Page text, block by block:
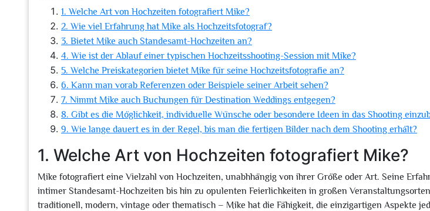
1. Welche Art von Hochzeiten fotografiert Mike?
2. Wie viel Erfahrung hat Mike als Hochzeitsfotograf?
3. Bietet Mike auch Standesamt-Hochzeiten an?
4. Wie ist der Ablauf einer typischen Hochzeitsshooting-Session mit Mike?
5. Welche Preiskategorien bietet Mike für seine Hochzeitsfotografie an?
6. Kann man vorab Referenzen oder Beispiele seiner Arbeit sehen?
7. Nimmt Mike auch Buchungen für Destination Weddings entgegen?
8. Gibt es die Möglichkeit, individuelle Wünsche oder besondere Ideen in das Shooting
9. Wie lange dauert es in der Regel, bis man die fertigen Bilder nach dem Shooting erhält?
1. Welche Art von Hochzeiten fotografiert Mike?
Mike fotografiert eine Vielzahl von Hochzeiten, unabhhängig von ihrer Größe oder Art. Seine
intimer Standesamt-Hochzeiten bis hin zu opulenten Feierlichkeiten in großen
traditionell, modern, vintage oder thematisch – Mike hat die Fähigkeit, die einzigartigen Aspekte